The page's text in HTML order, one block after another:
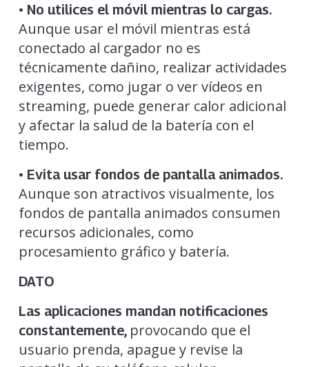
• No utilices el móvil mientras lo cargas.
Aunque usar el móvil mientras está
conectado al cargador no es
técnicamente dañino, realizar actividades
exigentes, como jugar o ver vídeos en
streaming, puede generar calor adicional
y afectar la salud de la batería con el
tiempo.
• Evita usar fondos de pantalla animados.
Aunque son atractivos visualmente, los
fondos de pantalla animados consumen
recursos adicionales, como
procesamiento gráfico y batería.
DATO
Las aplicaciones mandan notificaciones
constantemente, provocando que el
usuario prenda, apague y revise la